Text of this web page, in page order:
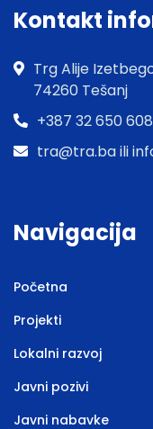
Kontakt
Trg Alije
74260 Tešanj
+387 32 650 608
tra@tra.ba ili
Navigacija
Početna
Projekti
Lokalni razvoj
Javni pozivi
Javni nabavke